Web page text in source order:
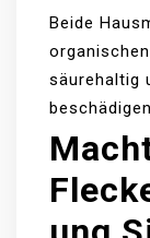
Beide
säurehaltig